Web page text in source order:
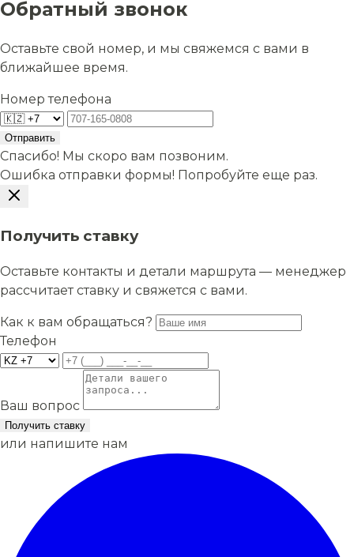
Обратный звонок
Оставьте свой номер, и мы свяжемся с вами в
ближайшее время.
Номер телефона
Отправить
Спасибо! Мы скоро вам позвоним.
Ошибка отправки формы! Попробуйте еще раз.
Получить ставку
Оставьте контакты и детали маршрута — менеджер
рассчитает ставку и свяжется с вами.
Как к вам обращаться?
Телефон
Ваш вопрос
Получить ставку
или напишите нам